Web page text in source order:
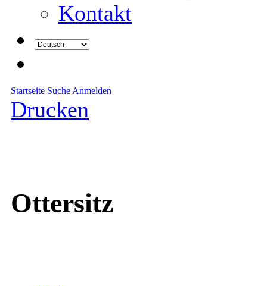
Kontakt
Startseite Suche Anmelden
Drucken
Ottersitz